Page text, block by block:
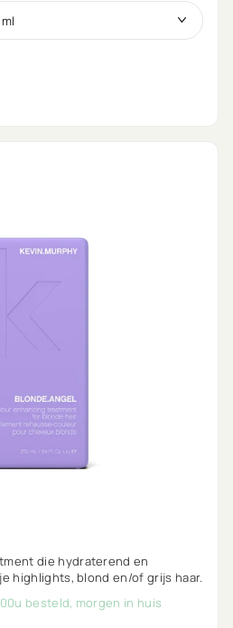
die hydraterend en
highlights, blond en/of grijs haar.
besteld, morgen in huis